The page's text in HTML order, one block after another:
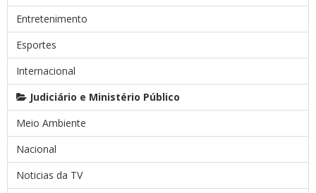
Entretenimento
Esportes
Internacional
Judiciário e Ministério Público
Meio Ambiente
Nacional
Noticias da TV